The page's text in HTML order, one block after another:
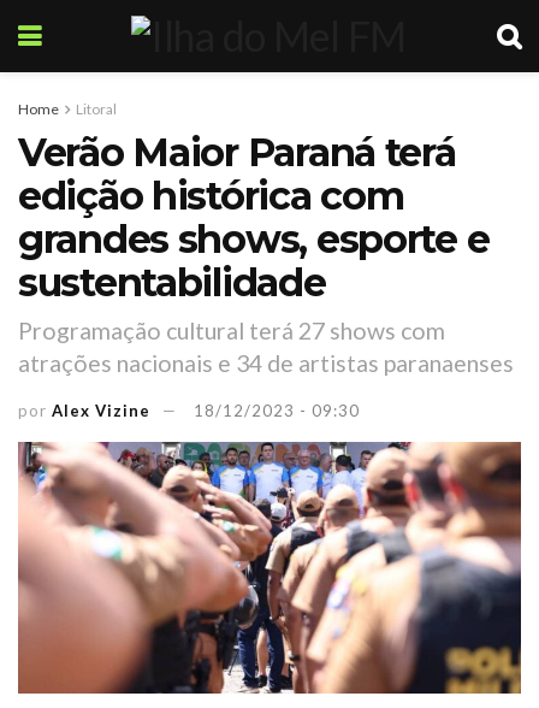
Home Litoral
Verão Maior Paraná terá
edição histórica com
grandes shows, esporte e
sustentabilidade
Programação cultural terá 27 shows com
atrações nacionais e 34 de artistas paranaenses
por Alex Vizine 18/12/2023 - 09:30